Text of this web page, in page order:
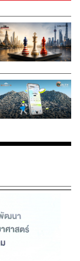
าดีม
ร์สตาร์ดังกว่า
งขันโตเกียว
งเหมือนจะ
าชิงแชมป์
ตรที่ อาร์ชาด